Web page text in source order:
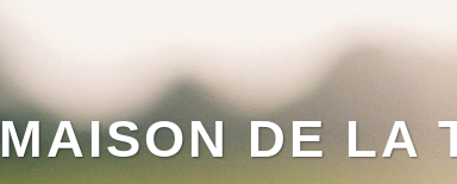
MAISON DE LA